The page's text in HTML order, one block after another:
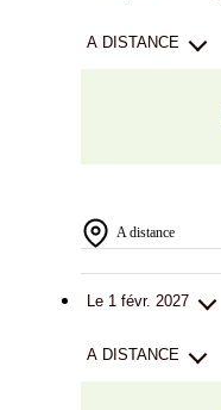
A DISTANCE
A distance
Le 1 févr. 2027
A DISTANCE